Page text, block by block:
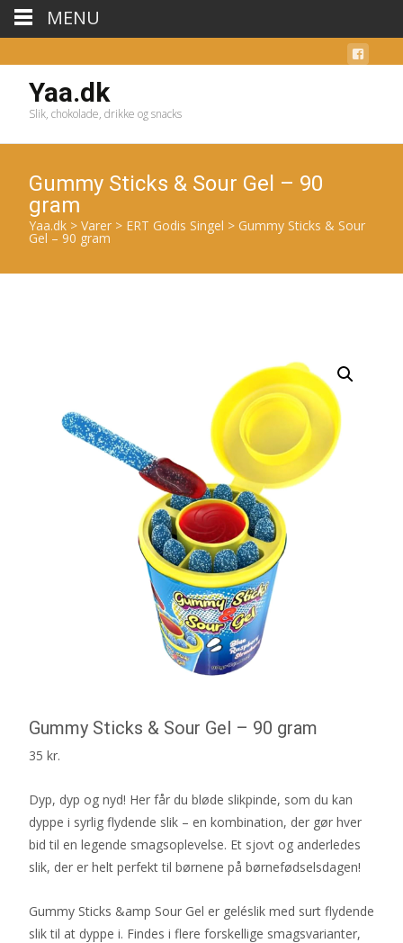
Yaa.dk
Slik, chokolade, drikke og snacks
Gummy Sticks & Sour Gel – 90
gram
Yaa.dk > Varer > ERT Godis Singel > Gummy Sticks & Sour
Gel – 90 gram
Gummy Sticks & Sour Gel – 90 gram
35 kr.
Dyp, dyp og nyd! Her får du bløde slikpinde, som du kan
dyppe i syrlig flydende slik – en kombination, der gør hver
bid til en legende smagsoplevelse. Et sjovt og anderledes
slik, der er helt perfekt til børnene på børnefødselsdagen!
Gummy Sticks &amp Sour Gel er geléslik med surt flydende
slik til at dyppe i. Findes i flere forskellige smagsvarianter,
MENU